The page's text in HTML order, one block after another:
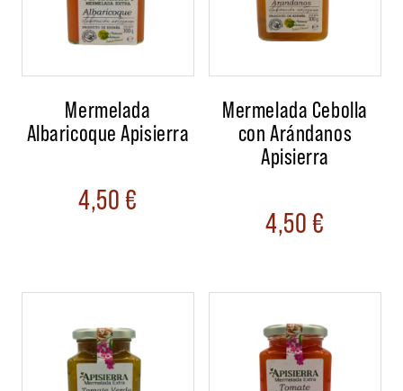
Mermelada
Albaricoque Apisierra
4,50€
Mermelada Cebolla
con Arándanos
Apisierra
4,50€